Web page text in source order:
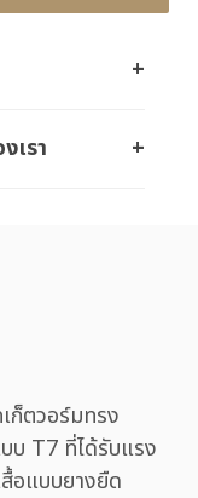
เรา
ก็ตวอร์มทรง
บ T7 ที่ได้รับแรง
อแบบยางยืด